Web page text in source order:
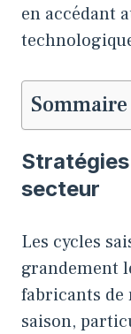
en accédant
Sommaire
secteur
Les cycles
grandement
fabricants de
saison,